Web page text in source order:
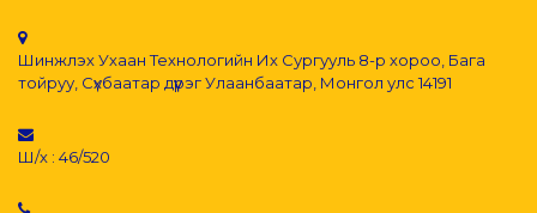
Шинжлэх Ухаан Технологийн Их Сургууль 8-р хороо, Бага
тойруу, Сүхбаатар дүүрэг Улаанбаатар, Монгол улс 14191
Ш/х : 46/520